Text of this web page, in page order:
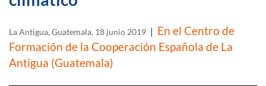
La Antigua, Guatemala, 18 junio 2019 |
En el Centro de
Formación de la Cooperación Española de La
Antigua (Guatemala)